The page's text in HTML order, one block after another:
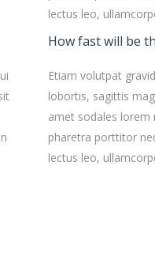
lectus leo,
How fast will be
Etiam volutpat
lobortis, sagittis
amet sodales lorem
pharetra porttitor
lectus leo,